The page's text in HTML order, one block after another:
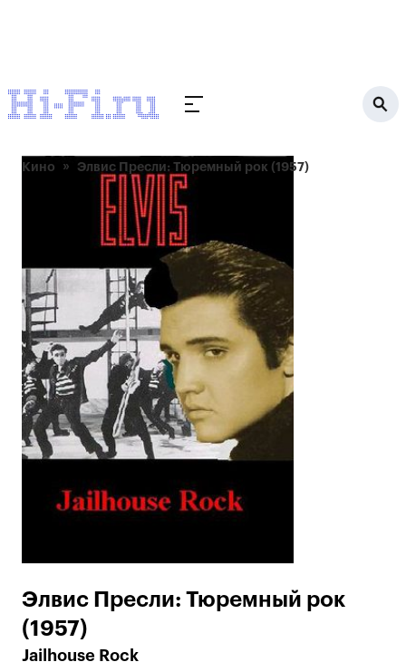
Кино Элвис Пресли: Тюремный рок (1957)
Элвис Пресли: Тюремный рок
(1957)
Jailhouse Rock